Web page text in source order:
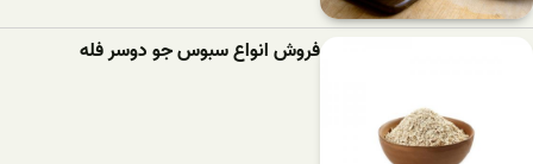
فروش انواع سبوس جو دوسر فله